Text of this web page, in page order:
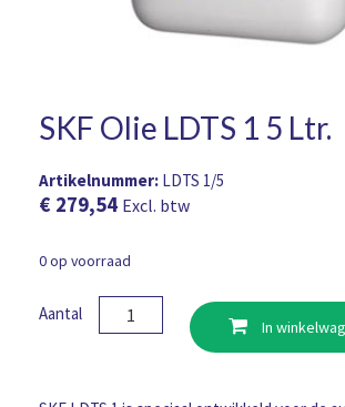
SKF Olie LDTS 1 5 Ltr.
Artikelnummer: LDTS 1/5
€ 279,54 Excl. btw
0 op voorraad
Aantal
Olie
In